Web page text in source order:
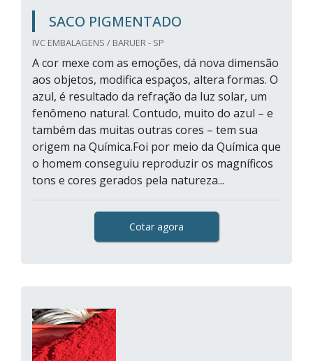
SACO PIGMENTADO
IVC EMBALAGENS / BARUER - SP
A cor mexe com as emoções, dá nova dimensão
aos objetos, modifica espaços, altera formas. O
azul, é resultado da refração da luz solar, um
fenômeno natural. Contudo, muito do azul – e
também das muitas outras cores – tem sua
origem na Química.Foi por meio da Química que
o homem conseguiu reproduzir os magníficos
tons e cores gerados pela natureza...
Cotar agora